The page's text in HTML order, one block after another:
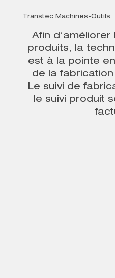
Transtec Machines-Outils
Afin
produits, la
est à la pointe
de la fabrication
Le suivi de
le suivi produit